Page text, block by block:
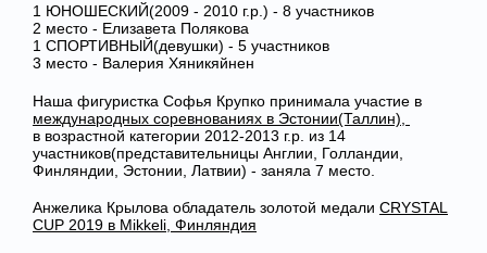
1 ЮНОШЕСКИЙ(2009 - 2010 г.р.) - 8 участников
2 место - Елизавета Полякова
1 CПОРТИВНЫЙ(девушки) - 5 участников
3 место - Валерия Хяникяйнен
Наша фигуристка Софья Крупко принимала участие в
международных соревнованиях в Эстонии(Таллин),
в возрастной категории 2012-2013 г.р. из 14
участников(представительницы Англии, Голландии,
Финляндии, Эстонии, Латвии) - заняла 7 место.
Анжелика Крылова обладатель золотой медали CRYSTAL
CUP 2019 в Mikkeli, Финляндия